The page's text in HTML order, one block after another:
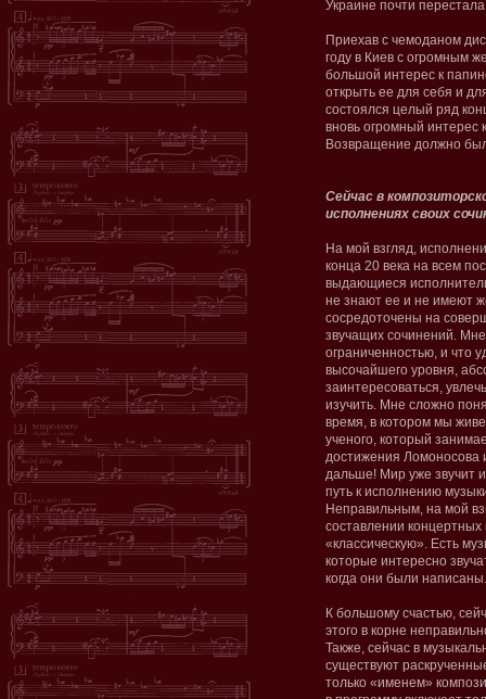
Украине почти перестала
Приехав с чемоданом
году в Киев с огромным
большой интерес к
открыть ее для себя и
состоялся целый ряд
вновь огромный интерес
Возвращение должно
Сейчас в
исполнениях своих
На мой взгляд,
конца 20 века на всем
выдающиеся
не знают ее и не имеют
сосредоточены на
звучащих сочинений.
ограниченностью, и что
высочайшего уровня,
заинтересоваться,
изучить. Мне сложно
время, в котором мы
ученого, который
достижения Ломоносова
дальше! Мир уже звучит
путь к исполнению
Неправильным, на мой
составлении
«классическую». Есть
которые интересно
когда они были написаны.
К большому счастью,
этого в корне
Также, сейчас в
существуют
только «именем»